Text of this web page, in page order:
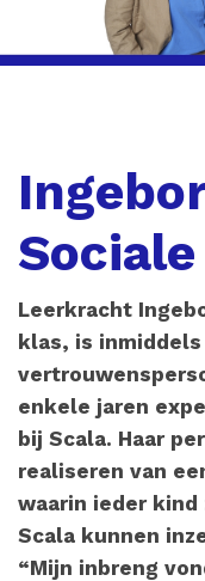
Leerkracht
klas, is inmiddels
enkele jaren
bij Scala. Haar
realiseren van
waarin ieder
Scala kunnen
“Mijn inbreng